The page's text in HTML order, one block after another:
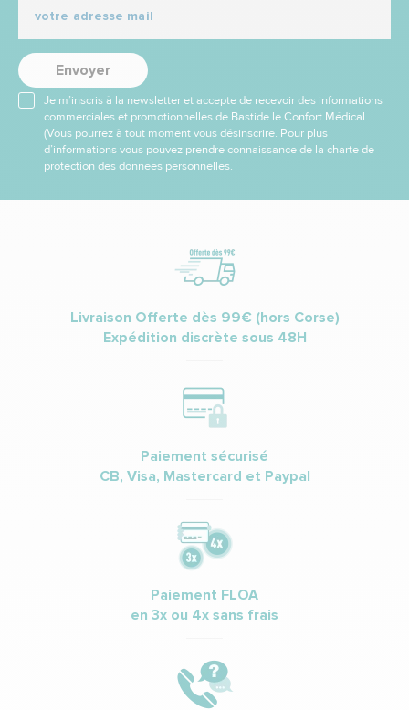
Envoyer
Je m’inscris à la newsletter et accepte de recevoir des informations
commerciales et promotionnelles de Bastide le Confort Médical.
(Vous pourrez à tout moment vous désinscrire. Pour plus
d’informations vous pouvez prendre connaissance de la charte de
protection des données personnelles.
Livraison Offerte dès 99€ (hors Corse)
Expédition discrète sous 48H
Paiement sécurisé
CB, Visa, Mastercard et Paypal
Paiement FLOA
en 3x ou 4x sans frais